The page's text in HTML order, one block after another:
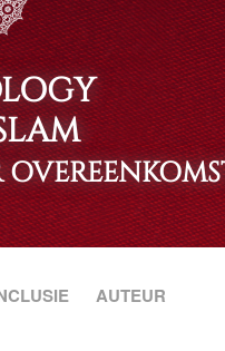
AUTEUR